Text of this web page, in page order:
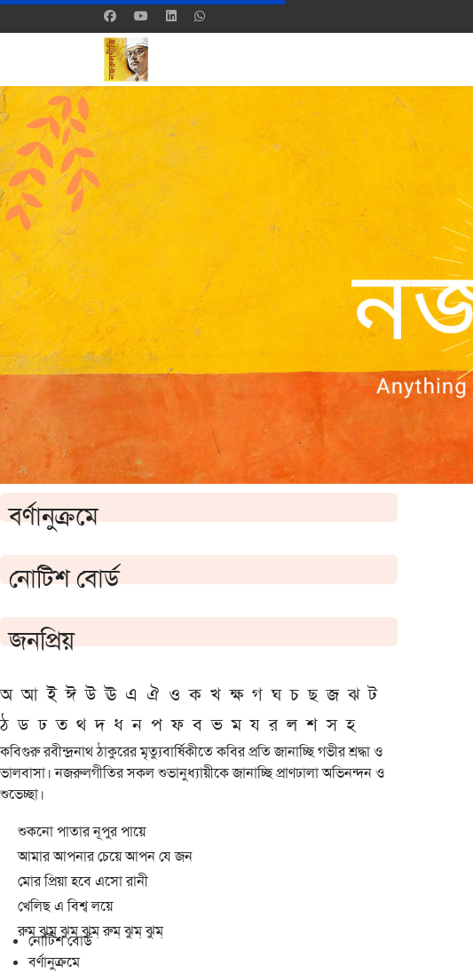
বর্ণানুক্রমে
নোটিশ বোর্ড
জনপ্রিয়
অ আ ই ঈ উ ঊ এ ঐ ও ক খ ক্ষ গ ঘ চ ছ জ ঝ ট
ঠ ড ঢ ত থ দ ধ ন প ফ ব ভ ম য র ল শ স হ
কবিগুরু রবীন্দ্রনাথ ঠাকুরের মৃত্যুবার্ষিকীতে কবির প্রতি জানাচ্ছি গভীর শ্রদ্ধা ও
ভালবাসা। নজরুলগীতির সকল শুভানুধ্যায়ীকে জানাচ্ছি প্রাণঢালা অভিনন্দন ও
শুভেচ্ছা।
শুকনো পাতার নূপুর পায়ে
আমার আপনার চেয়ে আপন যে জন
মোর প্রিয়া হবে এসো রানী
খেলিছ এ বিশ্ব লয়ে
রুম্ ঝুম্ ঝুম্ ঝুম্ রুম্ ঝুম্ ঝুম্
নোটিশ বোর্ড
বর্ণানুক্রমে